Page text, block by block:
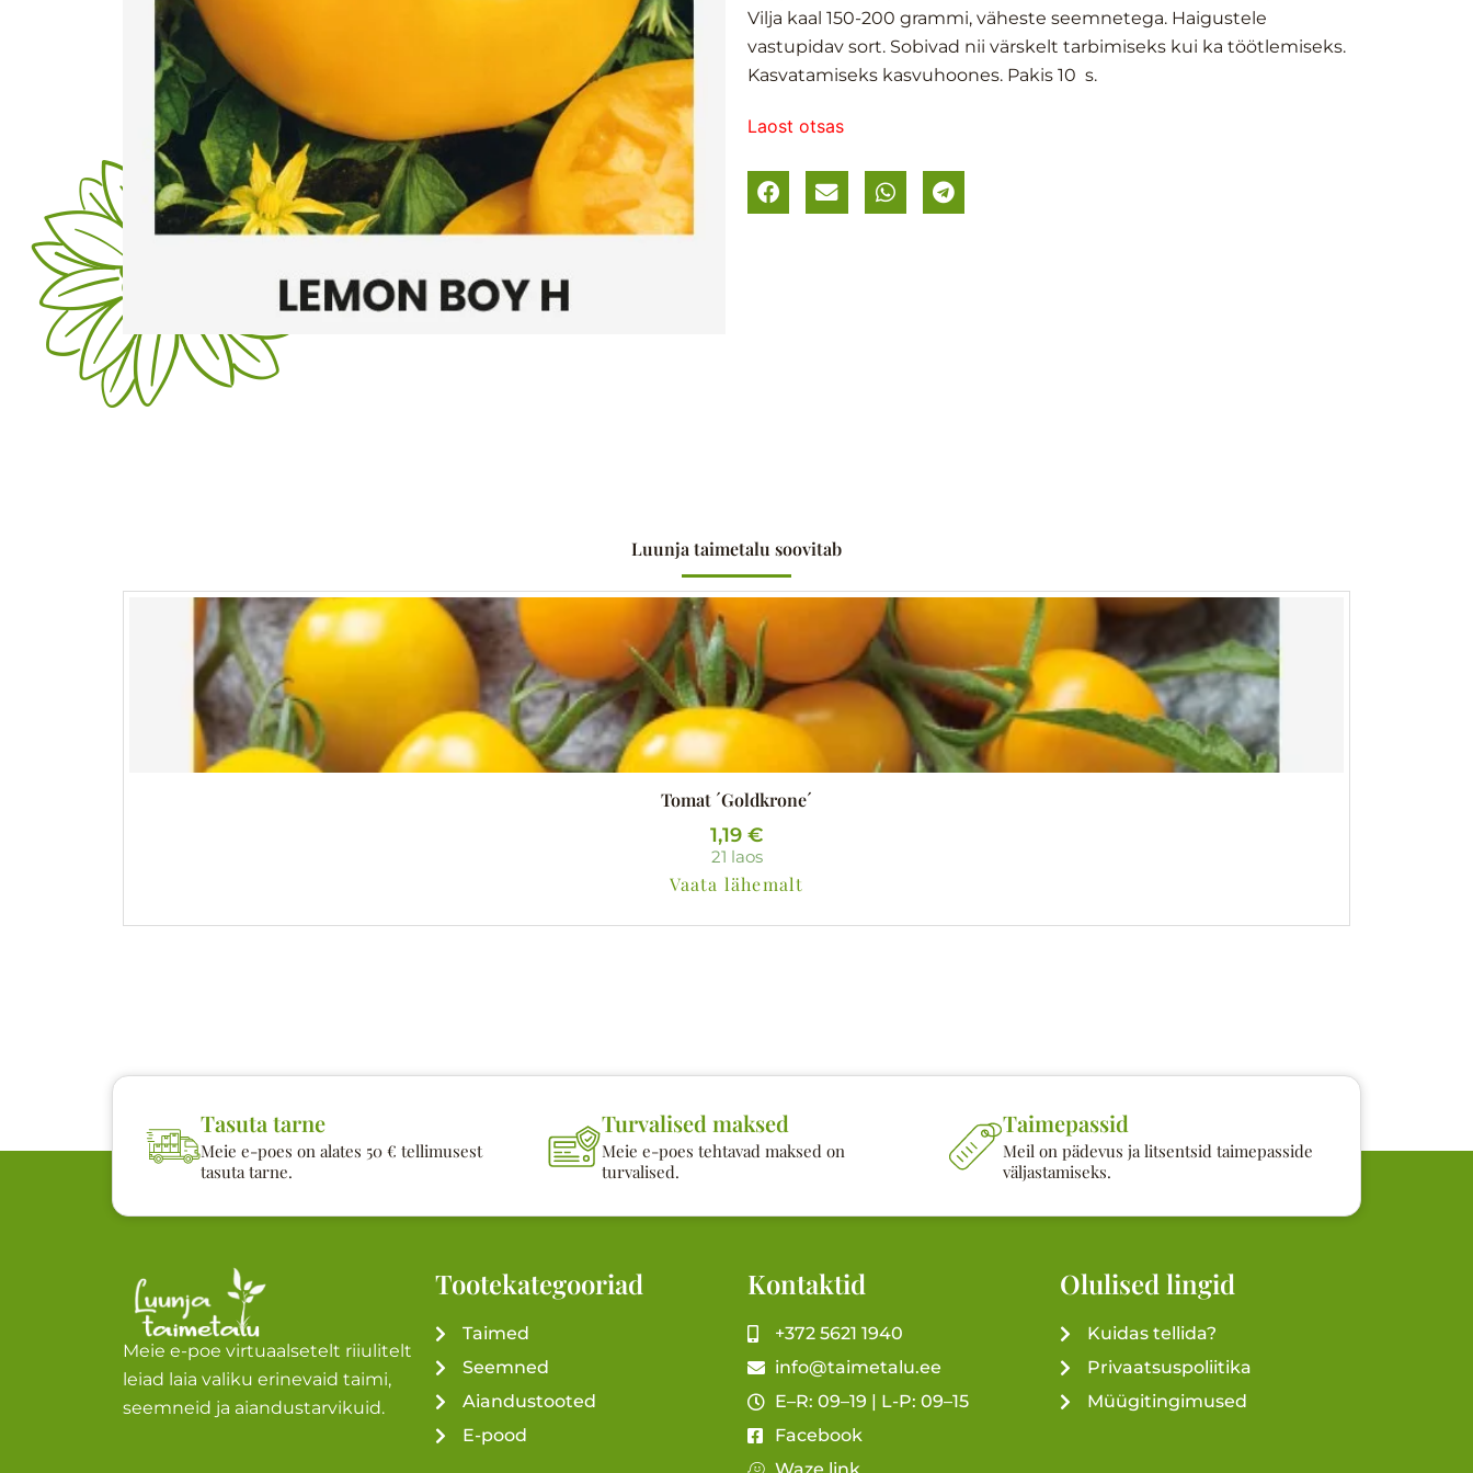
Vilja kaal 150-200 grammi, väheste seemnetega. Haigustele
vastupidav sort. Sobivad nii värskelt tarbimiseks kui ka töötlemiseks.
Kasvatamiseks kasvuhoones. Pakis 10 s.
Laost otsas
Luunja taimetalu soovitab
Tomat ´Goldkrone´
1,19 €
21 laos
Vaata lähemalt
Tasuta tarne
Meie e-poes on alates 50 € tellimusest
tasuta tarne.
Turvalised maksed
Meie e-poes tehtavad maksed on
turvalised.
Taimepassid
Meil on pädevus ja litsentsid taimepasside
väljastamiseks.
Meie e-poe virtuaalsetelt riiulitelt
leiad laia valiku erinevaid taimi,
seemneid ja aiandustarvikuid.
Tootekategooriad
Taimed
Seemned
Aiandustooted
E-pood
Kontaktid
+372 5621 1940
info@taimetalu.ee
E–R: 09–19 | L-P: 09–15
Facebook
Olulised lingid
Kuidas tellida?
Privaatsuspoliitika
Müügitingimused